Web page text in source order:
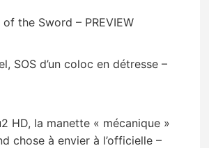
of the Sword – PREVIEW
SOS d’un coloc en détresse –
HD, la manette « mécanique »
chose à envier à l’officielle –